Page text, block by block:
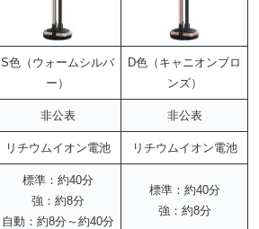
S色（ウォームシルバ
ー）
D色（キャニオンブロ
ンズ）
非公表 非公表
リチウムイオン電池 リチウムイオン電池
標準：約40分
強：約8分
自動：約8分～約40分
標準：約40分
強：約8分